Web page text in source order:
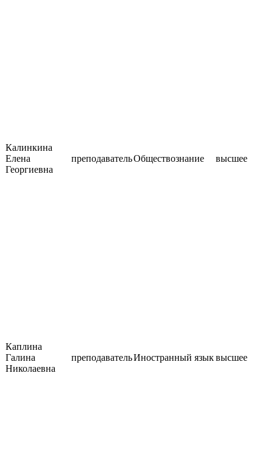
Калинкина
Елена
Георгиевна
преподавательОбществознание высшее
Каплина
Галина
Николаевна
преподавательИностранный языквысшее